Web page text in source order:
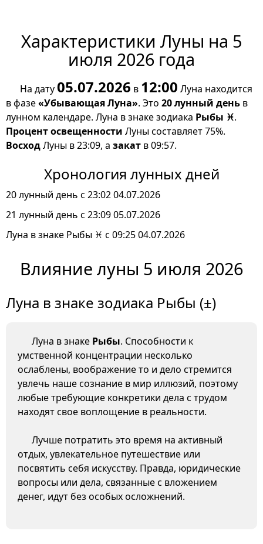
Характеристики Луны на 5
июля 2026 года
На дату05.07.2026 в 12:00 Луна находится
в фазе«Убывающая Луна». Это 20 лунный день в
лунном календаре. Луна в знаке зодиака Рыбы ♓.
Процент освещенности Луны составляет 75%.
ВосходЛуны в 23:09, а закат в 09:57.
Хронология лунных дней
20 лунный день с 23:02 04.07.2026
21 лунный день с 23:09 05.07.2026
Луна в знаке Рыбы ♓ с 09:25 04.07.2026
Влияние луны 5 июля 2026
Луна в знаке зодиака Рыбы (±)
Луна в знаке Рыбы. Способности к
умственной концентрации несколько
ослаблены, воображение то и дело стремится
увлечь наше сознание в мир иллюзий, поэтому
любые требующие конкретики дела с трудом
находят свое воплощение в реальности.
Лучше потратить это время на активный
отдых, увлекательное путешествие или
посвятить себя искусству. Правда, юридические
вопросы или дела, связанные с вложением
денег, идут без особых осложнений.